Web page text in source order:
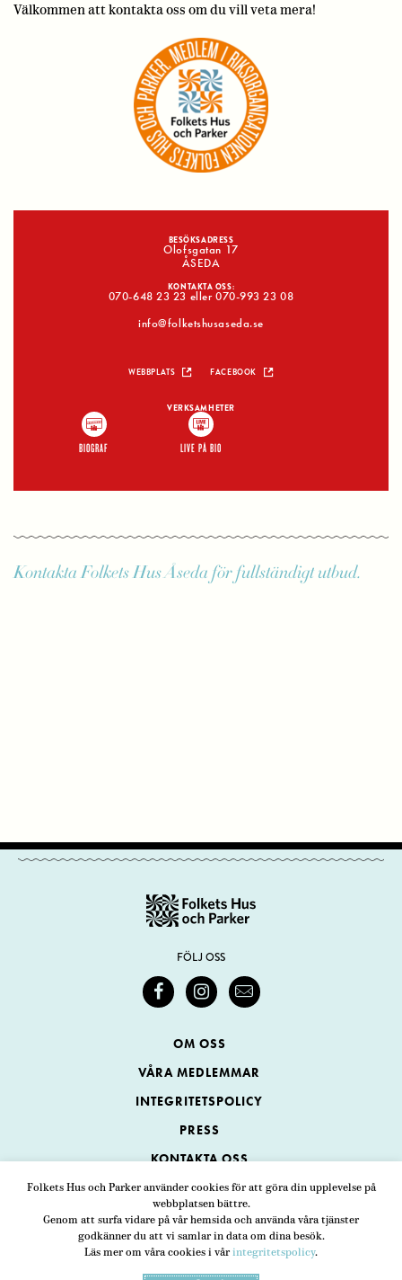
Folkets Hus och Parker använder cookies för att göra din upplevelse på
webbplatsen bättre.
Genom att surfa vidare på vår hemsida och använda våra tjänster
godkänner du att vi samlar in data om dina besök.
Läs mer om våra cookies i vår integritetspolicy.
Välkommen att kontakta oss om du vill veta mera!
BESÖKSADRESS
Olofsgatan 17
ÅSEDA
KONTAKTA OSS:
070-648 23 23 eller 070-993 23 08
info@folketshusaseda.se
WEBBPLATS FACEBOOK
VERKSAMHETER
BIOGRAF LIVE PÅ BIO
Kontakta Folkets Hus Åseda för fullständigt utbud.
FÖLJ OSS
OM OSS
VÅRA MEDLEMMAR
INTEGRITETSPOLICY
PRESS
KONTAKTA OSS
Folkets Hus och Parker
ADRESS Swedenborgsgatan 1
118 48 Stockholm